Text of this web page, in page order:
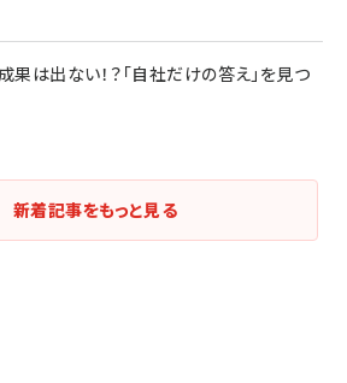
は出ない！？「自社だけの答え」を見つ
新着記事をもっと見る